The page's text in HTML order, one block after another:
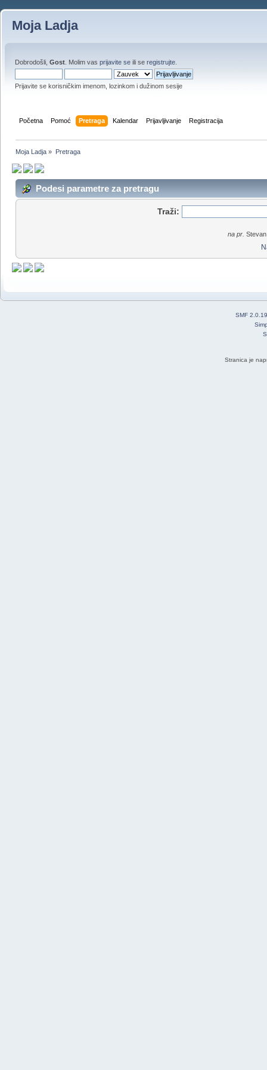
Moja Ladja
Dobrodošli, Gost . Molim vas prijavite se ili se registrujte
Prijavite se korisničkim imenom, lozinkom i dužinom sesije
Početna Pomoć Pretraga Kalendar Prijavljivanje Registracija
Moja Ladja » Pretraga
Podesi parametre za pretragu
Traži:
na pr.
SMF 2.0.19
Stranica je